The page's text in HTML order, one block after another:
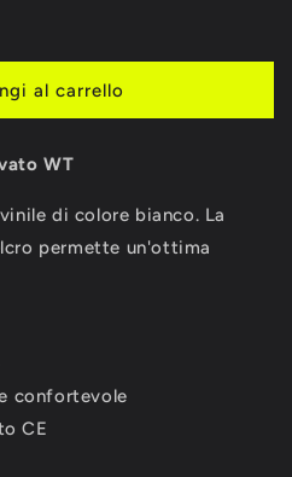
al carrello
WT
di colore bianco. La
permette un'ottima
confortevole
CE